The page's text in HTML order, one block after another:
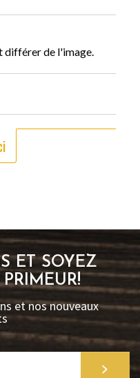
différer de l'image.
ET SOYEZ
et nos nouveaux
>